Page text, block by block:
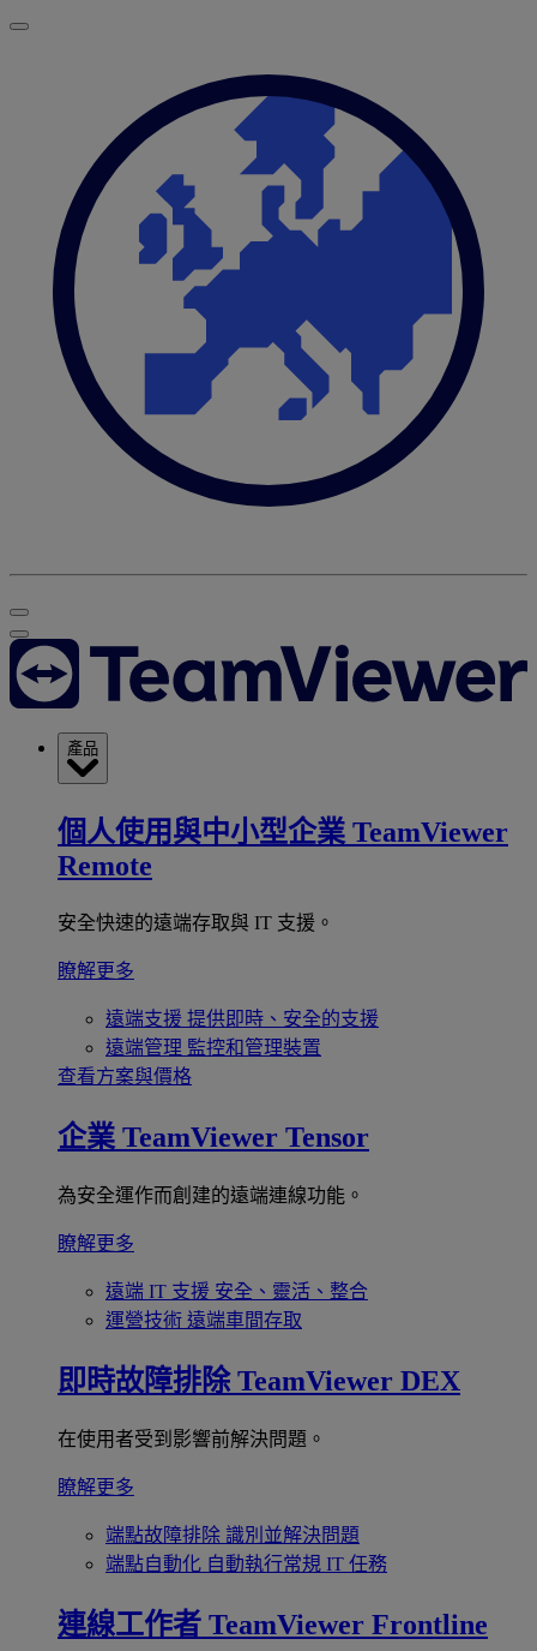
產品
個人使用與中小型企業 TeamViewer
Remote
安全快速的遠端存取與 IT 支援。
瞭解更多
遠端支援 提供即時、安全的支援
遠端管理 監控和管理裝置
查看方案與價格
企業 TeamViewer Tensor
為安全運作而創建的遠端連線功能。
瞭解更多
遠端 IT 支援 安全、靈活、整合
運營技術 遠端車間存取
即時故障排除 TeamViewer DEX
在使用者受到影響前解決問題。
瞭解更多
端點故障排除 識別並解決問題
端點自動化 自動執行常規 IT 任務
連線工作者 TeamViewer Frontline